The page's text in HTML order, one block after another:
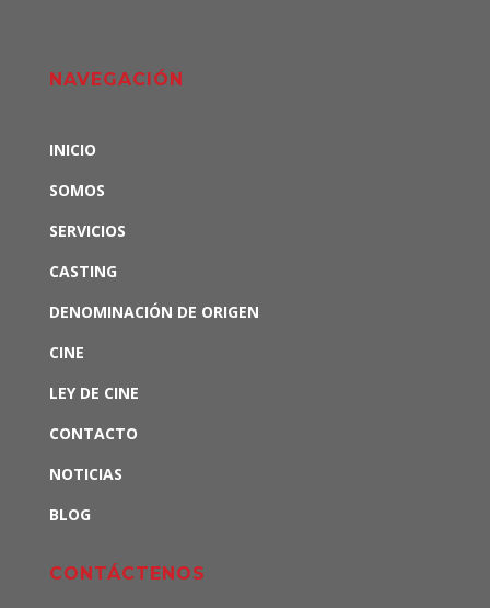
NAVEGACIÓN
INICIO
SOMOS
SERVICIOS
CASTING
DENOMINACIÓN DE ORIGEN
CINE
LEY DE CINE
CONTACTO
NOTICIAS
BLOG
CONTÁCTENOS